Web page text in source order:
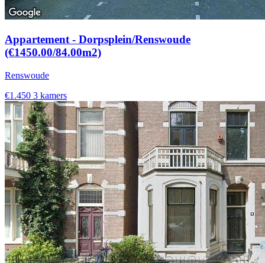
Appartement - Dorpsplein/Renswoude
(€1450.00/84.00m2)
Renswoude
€1.450 3 kamers